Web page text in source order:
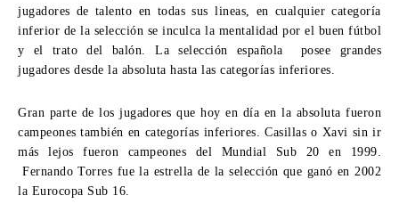
jugadores de talento en todas sus lineas, en cualquier categoría
inferior de la selección se inculca la mentalidad por el buen fútbol
y el trato del balón. La selección española posee grandes
jugadores desde la absoluta hasta las categorías inferiores.
Gran parte de los jugadores que hoy en día en la absoluta fueron
campeones también en categorías inferiores. Casillas o Xavi sin ir
más lejos fueron campeones del Mundial Sub 20 en 1999.
Fernando Torres fue la estrella de la selección que ganó en 2002
la Eurocopa Sub 16.